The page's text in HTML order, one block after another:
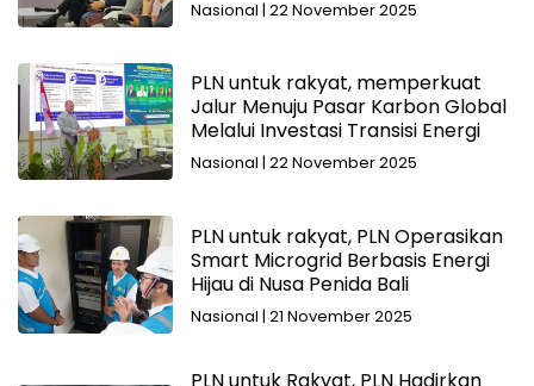
Nasional | 22 November 2025
PLN untuk rakyat, memperkuat
Jalur Menuju Pasar Karbon Global
Melalui Investasi Transisi Energi
Nasional | 22 November 2025
PLN untuk rakyat, PLN Operasikan
Smart Microgrid Berbasis Energi
Hijau di Nusa Penida Bali
Nasional | 21 November 2025
PLN untuk Rakyat, PLN Hadirkan